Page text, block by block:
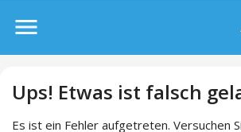
Ups! Etwas ist falsch
Es ist ein Fehler aufgetreten. Versuchen